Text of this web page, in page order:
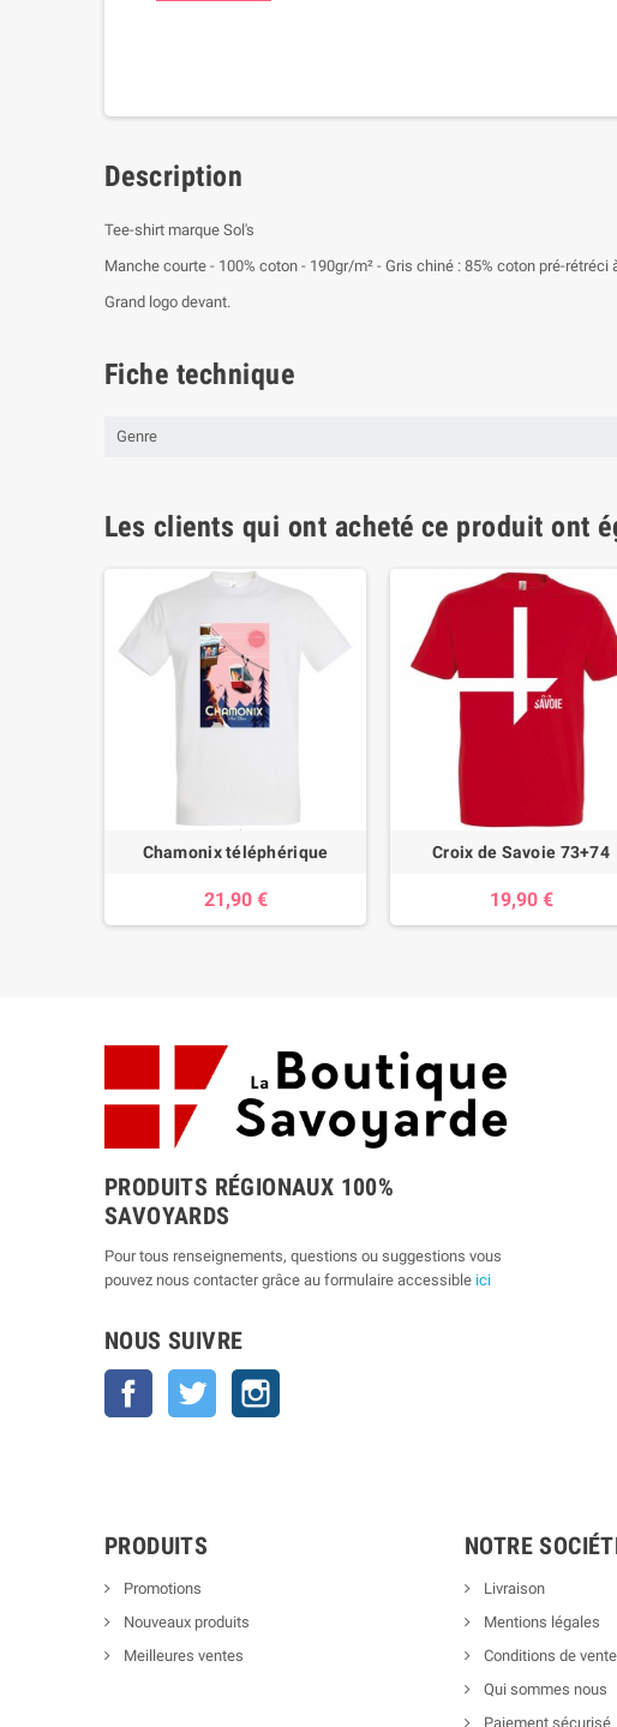
Description
Tee-shirt marque Sol's
Manche courte - 100% coton - 190gr/m² - Gris chiné : 85% coton pré-
Grand logo devant.
Fiche technique
Genre
Les clients qui ont acheté ce produit ont
Chamonix téléphérique
21,90 €
Croix de Savoie 73+74
19,90 €
PRODUITS RÉGIONAUX 100%
SAVOYARDS
Pour tous renseignements, questions ou suggestions vous
pouvez nous contacter grâce au formulaire accessible ici
NOUS SUIVRE
Facebook Twitter
PRODUITS
Promotions
Nouveaux produits
Meilleures ventes
NOTRE
Livraison
Mentions légales
Conditions de vente
Qui sommes nous
Paiement sécurisé